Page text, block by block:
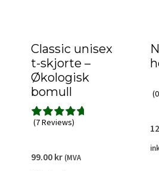
Classic unisex
t-skjorte –
Økologisk
bomull
(7 Reviews)
99.00 kr (MVA